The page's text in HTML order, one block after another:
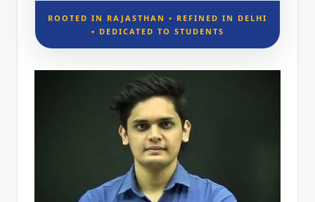
ROOTED IN RAJASTHAN • REFINED IN DELHI
• DEDICATED TO STUDENTS